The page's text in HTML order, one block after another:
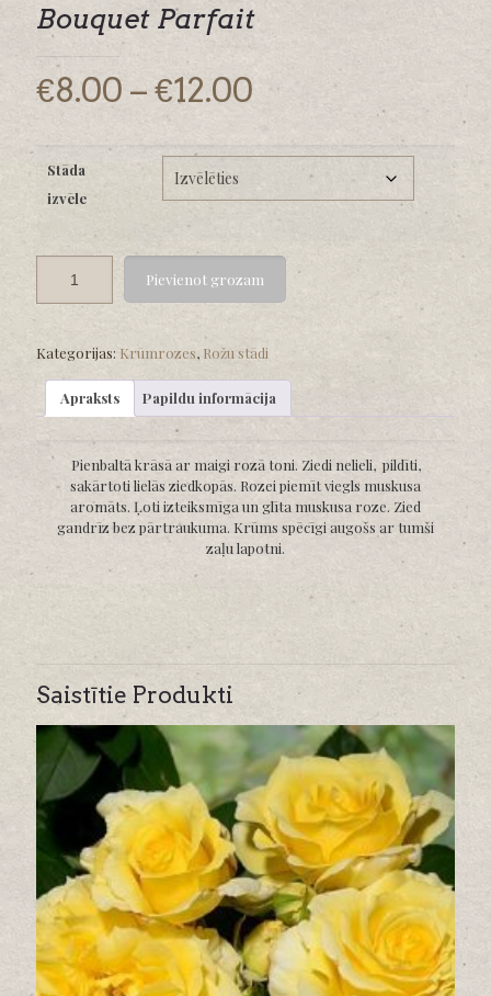
Bouquet Parfait
€8.00 –€12.00 Price
€8.00
through
€12.00
Stāda
izvēle
Pievienot grozam
Kategorijas: Krūmrozes, Rožu stādi
Apraksts Papildu informācija
Pienbaltā krāsā ar maigi rozā toni. Ziedi nelieli, pildīti,
sakārtoti lielās ziedkopās. Rozei piemīt viegls muskusa
aromāts. Ļoti izteiksmīga un glīta muskusa roze. Zied
gandrīz bez pārtraukuma. Krūms spēcīgi augošs ar tumši
zaļu lapotni.
Saistītie Produkti